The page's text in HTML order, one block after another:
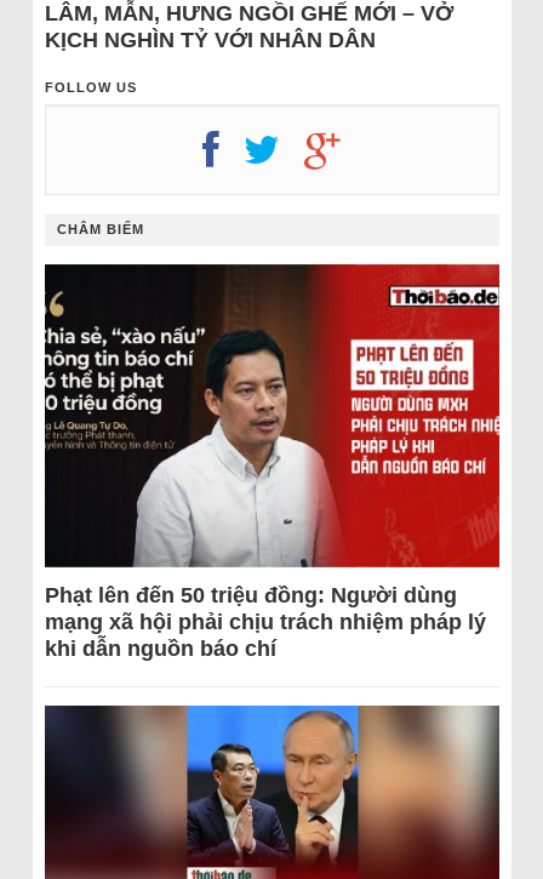
LÂM, MẪN, HƯNG NGỒI GHẾ MỚI – VỞ
KỊCH NGHÌN TỶ VỚI NHÂN DÂN
FOLLOW US
CHÂM BIẾM
Phạt lên đến 50 triệu đồng: Người dùng
mạng xã hội phải chịu trách nhiệm pháp lý
khi dẫn nguồn báo chí